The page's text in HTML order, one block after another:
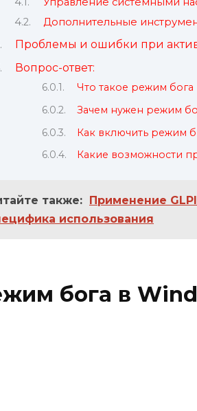
Дополнительные
Проблемы и ошибки при
Вопрос-ответ:
Что такое режим бога
Зачем нужен режим
Как включить режим
Какие возможности
также:
Применение
использования
бога в